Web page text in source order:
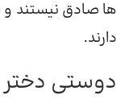
ها صادق نیستند
دارند.
دوستی